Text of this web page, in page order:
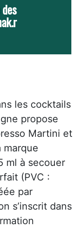
les cocktails
propose
Martini et
marque
ml à secouer
(PVC :
par
s’inscrit dans